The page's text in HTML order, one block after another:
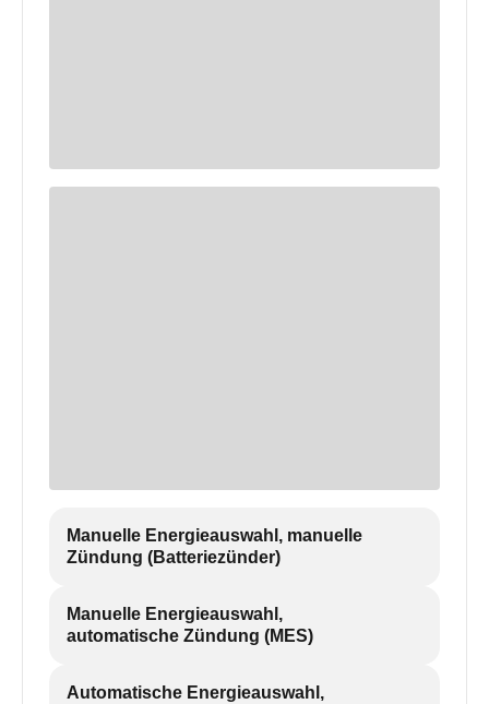
Manuelle Energieauswahl, manuelle
Zündung (Batteriezünder)
Manuelle Energieauswahl,
automatische Zündung (MES)
Automatische Energieauswahl,